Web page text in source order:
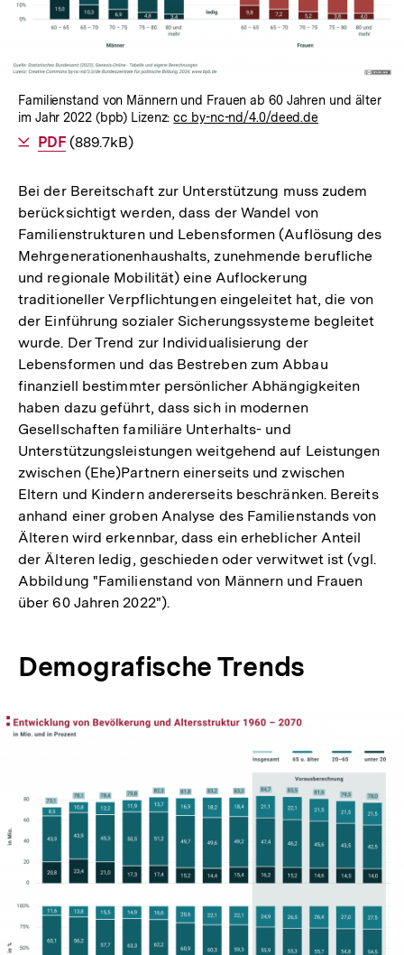
Familienstand von Männern und Frauen ab 60 Jahren und älter
im Jahr 2022 (bpb) Lizenz:cc by-nc-nd/4.0/deed.de
Als
PDFherunterladen
(889.7kB)
Bei der Bereitschaft zur Unterstützung muss zudem
berücksichtigt werden, dass der Wandel von
Familienstrukturen und Lebensformen (Auflösung des
Mehrgenerationenhaushalts, zunehmende berufliche
und regionale Mobilität) eine Auflockerung
traditioneller Verpflichtungen eingeleitet hat, die von
der Einführung sozialer Sicherungssysteme begleitet
wurde. Der Trend zur Individualisierung der
Lebensformen und das Bestreben zum Abbau
finanziell bestimmter persönlicher Abhängigkeiten
haben dazu geführt, dass sich in modernen
Gesellschaften familiäre Unterhalts- und
Unterstützungsleistungen weitgehend auf Leistungen
zwischen (Ehe)Partnern einerseits und zwischen
Eltern und Kindern andererseits beschränken. Bereits
anhand einer groben Analyse des Familienstands von
Älteren wird erkennbar, dass ein erheblicher Anteil
der Älteren ledig, geschieden oder verwitwet ist (vgl.
Abbildung "Familienstand von Männern und Frauen
über 60 Jahren 2022").
Demografische Trends
In
Lightbox
öffnen